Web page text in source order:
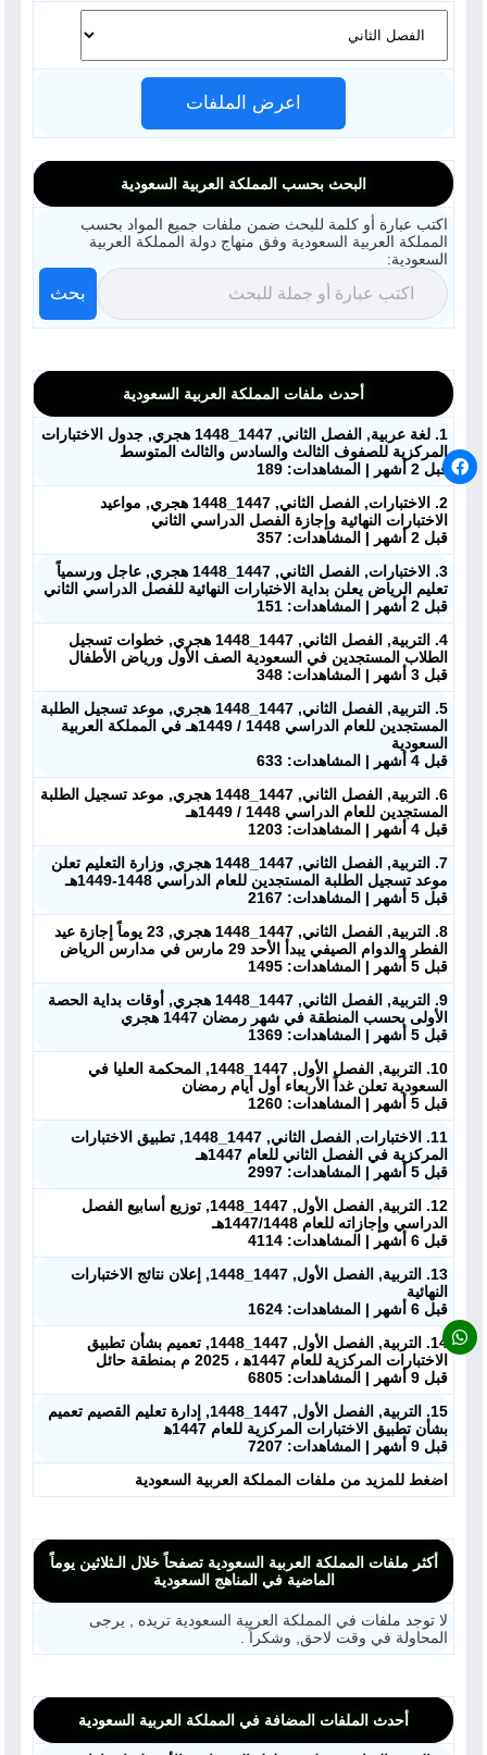
ملفات اليوم
ابحث عن مدرس
أحدث الأخبار
جميع الصفوف
منصات
مدرسو المناهج
ملفات للمدرس
ملفات تعليمية
الكتب المدرسية
تسجيل دخول
اعرض الملفات
البحث بحسب المملكة العربية السعودية
اكتب عبارة أو كلمة للبحث ضمن ملفات جميع المواد بحسب
المملكة العربية السعودية وفق منهاج دولة المملكة العربية
السعودية:
بحث
أحدث ملفات المملكة العربية السعودية
1. لغة عربية, الفصل الثاني, 1447_1448 هجري, جدول الاختبارات
المركزية للصفوف الثالث والسادس والثالث المتوسط
قبل 2 أشهر | المشاهدات: 189
2. الاختبارات, الفصل الثاني, 1447_1448 هجري, مواعيد
الاختبارات النهائية وإجازة الفصل الدراسي الثاني
قبل 2 أشهر | المشاهدات: 357
3. الاختبارات, الفصل الثاني, 1447_1448 هجري, عاجل ورسمياً
تعليم الرياض يعلن بداية الاختبارات النهائية للفصل الدراسي الثاني
قبل 2 أشهر | المشاهدات: 151
4. التربية, الفصل الثاني, 1447_1448 هجري, خطوات تسجيل
الطلاب المستجدين في السعودية الصف الأول ورياض الأطفال
قبل 3 أشهر | المشاهدات: 348
5. التربية, الفصل الثاني, 1447_1448 هجري, موعد تسجيل الطلبة
المستجدين للعام الدراسي 1448 / 1449هـ في المملكة العربية
السعودية
قبل 4 أشهر | المشاهدات: 633
6. التربية, الفصل الثاني, 1447_1448 هجري, موعد تسجيل الطلبة
المستجدين للعام الدراسي 1448 / 1449هـ
قبل 4 أشهر | المشاهدات: 1203
7. التربية, الفصل الثاني, 1447_1448 هجري, وزارة التعليم تعلن
موعد تسجيل الطلبة المستجدين للعام الدراسي 1448-1449هـ
قبل 5 أشهر | المشاهدات: 2167
8. التربية, الفصل الثاني, 1447_1448 هجري, 23 يوماً إجازة عيد
الفطر والدوام الصيفي يبدأ الأحد 29 مارس في مدارس الرياض
قبل 5 أشهر | المشاهدات: 1495
9. التربية, الفصل الثاني, 1447_1448 هجري, أوقات بداية الحصة
الأولى بحسب المنطقة في شهر رمضان 1447 هجري
قبل 5 أشهر | المشاهدات: 1369
10. التربية, الفصل الأول, 1447_1448, المحكمة العليا في
السعودية تعلن غداً الأربعاء أول أيام رمضان
قبل 5 أشهر | المشاهدات: 1260
11. الاختبارات, الفصل الثاني, 1447_1448, تطبيق الاختبارات
المركزية في الفصل الثاني للعام 1447هـ
قبل 5 أشهر | المشاهدات: 2997
12. التربية, الفصل الأول, 1447_1448, توزيع أسابيع الفصل
الدراسي وإجازاته للعام 1447/1448هـ
قبل 6 أشهر | المشاهدات: 4114
13. التربية, الفصل الأول, 1447_1448, إعلان نتائج الاختبارات
النهائية
قبل 6 أشهر | المشاهدات: 1624
14. التربية, الفصل الأول, 1447_1448, تعميم بشأن تطبيق
الاختبارات المركزية للعام 1447ه‍ ، 2025 م بمنطقة حائل
قبل 9 أشهر | المشاهدات: 6805
15. التربية, الفصل الأول, 1447_1448, إدارة تعليم القصيم تعميم
بشأن تطبيق الاختبارات المركزية للعام 1447ه‍
قبل 9 أشهر | المشاهدات: 7207
اضغط للمزيد من ملفات المملكة العربية السعودية
أكثر ملفات المملكة العربية السعودية تصفحاً خلال الـثلاثين يوماً
الماضية في المناهج السعودية
لا توجد ملفات في المملكة العربية السعودية تريده , يرجى
المحاولة في وقت لاحق, وشكراً .
أحدث الملفات المضافة في المملكة العربية السعودية